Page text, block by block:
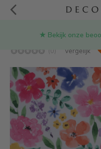
★ Bekijk onze
Felle
(0) Vergelijk